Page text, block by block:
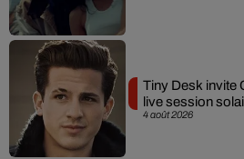
4 août 2026
Tiny Desk invite
live session